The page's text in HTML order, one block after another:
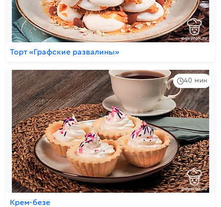
Торт «Графские развалины»
40 мин
Крем-безе